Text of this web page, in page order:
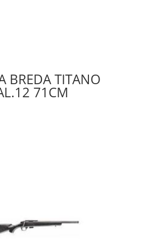
BREDA TITANO
71CM